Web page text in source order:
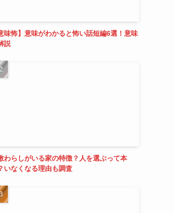
味怖】意味がわかると怖い話短編6選！意味
説
わらしがいる家の特徴？人を選ぶって本
いなくなる理由も調査